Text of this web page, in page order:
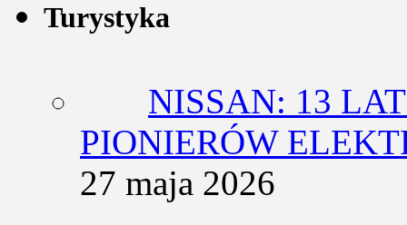
Turystyka
NISSAN: 13
PIONIERÓW
27 maja 2026